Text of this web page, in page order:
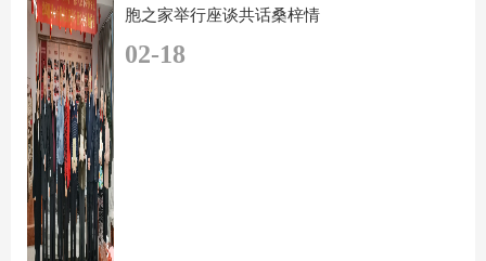
胞之家举行座谈共话桑梓情
02-18